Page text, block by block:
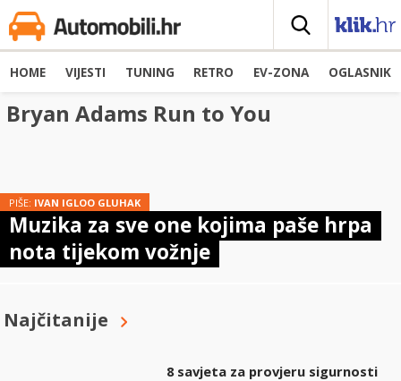
HOME VIJESTI TUNING RETRO EV-ZONA OGLASNIK
Bryan Adams Run to You
PIŠE: IVAN IGLOO GLUHAK
Muzika za sve one kojima paše hrpa
nota tijekom vožnje
Najčitanije
8 savjeta za provjeru sigurnosti